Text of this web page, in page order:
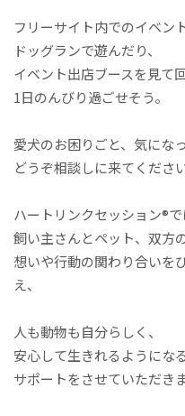
フリーサイト内でのイベン
ドッグランで遊んだり、
イベント出店ブースを見て
1日のんびり過ごせそう。
愛犬のお困りごと、気にな
どうぞ相談しに来てくださ
ハートリンクセッション®︎で
飼い主さんとペット、双方
想いや行動の関わり合いを
え、
人も動物も自分らしく、
安心して生きれるようにな
サポートをさせていただき